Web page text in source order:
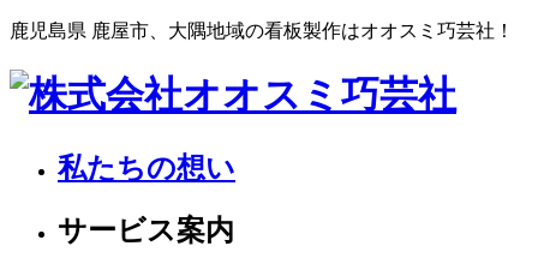
鹿児島県 鹿屋市、大隅地域の看板製作はオオスミ巧芸社！
私たちの想い
サービス案内